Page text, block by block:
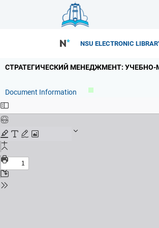
NSU ELECTRONIC
СТРАТЕГИЧЕСКИЙ МЕНЕДЖМЕНТ:
Document Information